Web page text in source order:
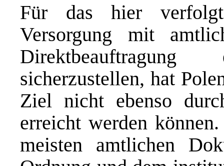
Für das hier
Versorgung mit
Direktbeauftragung
sicherzustellen, hat
Ziel nicht ebenso
erreicht werden
meisten amtlichen